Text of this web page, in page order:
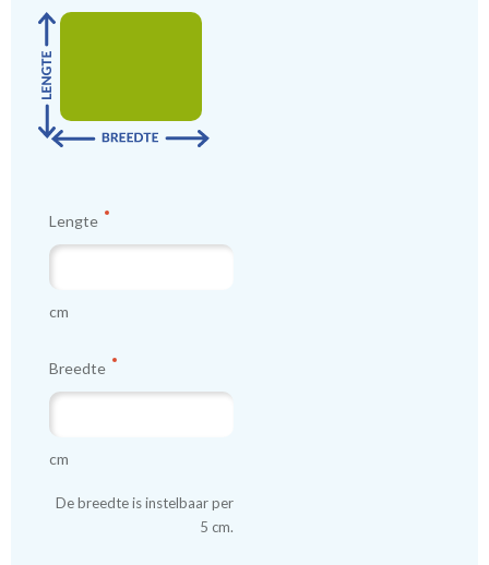
Lengte
cm
Breedte
cm
De breedte is instelbaar per
5 cm.